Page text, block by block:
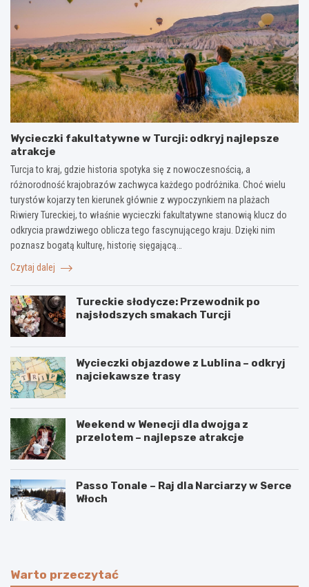
Wycieczki fakultatywne w Turcji: odkryj najlepsze
atrakcje
Turcja to kraj, gdzie historia spotyka się z nowoczesnością, a
różnorodność krajobrazów zachwyca każdego podróżnika. Choć wielu
turystów kojarzy ten kierunek głównie z wypoczynkiem na plażach
Riwiery Tureckiej, to właśnie wycieczki fakultatywne stanowią klucz do
odkrycia prawdziwego oblicza tego fascynującego kraju. Dzięki nim
poznasz bogatą kulturę, historię sięgającą…
Czytaj dalej
Tureckie słodycze: Przewodnik po
najsłodszych smakach Turcji
Wycieczki objazdowe z Lublina – odkryj
najciekawsze trasy
Weekend w Wenecji dla dwojga z
przelotem – najlepsze atrakcje
Passo Tonale – Raj dla Narciarzy w Serce
Włoch
Warto przeczytać